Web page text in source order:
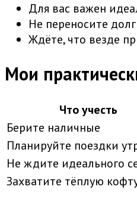
Для вас важен
Не переносите
Ждёте, что везде
Мои
Что учесть
Берите наличные
Планируйте поездки
Не ждите идеального
Захватите тёплую